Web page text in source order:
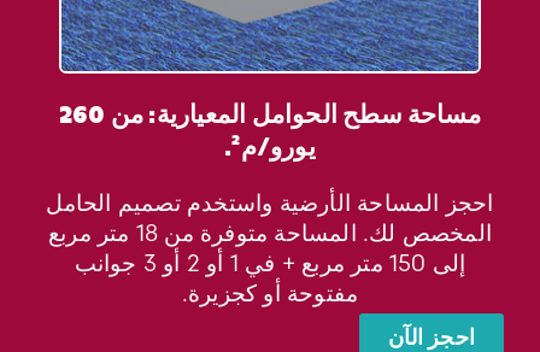
مساحة سطح الحوامل المعيارية: من 260
يورو/م².
احجز المساحة الأرضية واستخدم تصميم الحامل
المخصص لك. المساحة متوفرة من 18 متر مربع
إلى 150 متر مربع + في 1 أو 2 أو 3 جوانب
مفتوحة أو كجزيرة.
احجز الآن